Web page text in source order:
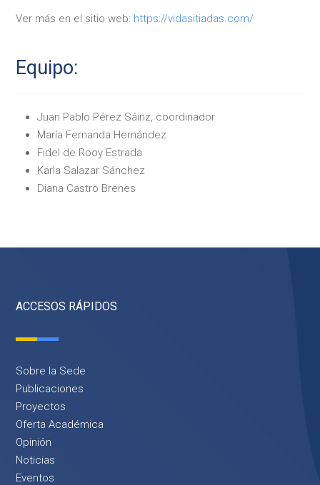
Ver más en el sitio web: https://vidasitiadas.com/
Equipo:
Juan Pablo Pérez Sáinz, coordinador
María Fernanda Hernández
Fidel de Rooy Estrada
Karla Salazar Sánchez
Diana Castro Brenes
ACCESOS RÁPIDOS
Sobre la Sede
Publicaciones
Proyectos
Oferta Académica
Opinión
Noticias
Eventos